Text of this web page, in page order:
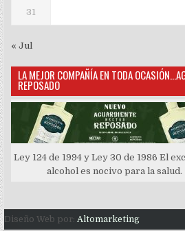
31
« Jul
LA MEJOR COMPAÑÍA EN TODA
REPOSADO
Ley 124 de 1994 y Ley 30 de 1986 El
alcohol es nocivo para la salud.
Diseño Web por:Altomarketing